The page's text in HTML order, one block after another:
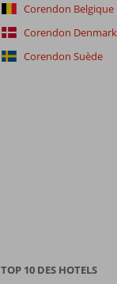
Corendon Belgique
Corendon Denmark
Corendon Suède
TOP 10 DES HOTELS